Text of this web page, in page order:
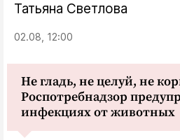
Татьяна Светлова
02.08, 12:00
Не гладь, не целуй, не
Роспотребнадзор
инфекциях от животных